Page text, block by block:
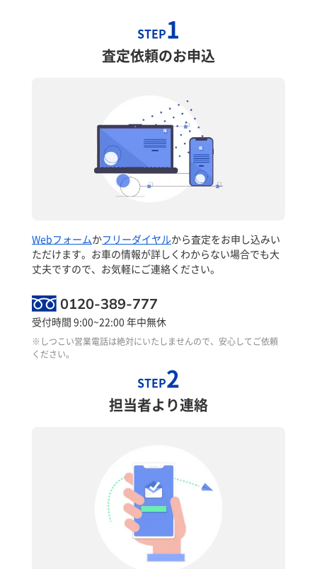
STEP1
査定依頼のお申込
Webフォームかフリーダイヤルから査定をお申し込みい
ただけます。お車の情報が詳しくわからない場合でも大
丈夫ですので、お気軽にご連絡ください。
0120-389-777
受付時間 9:00~22:00 年中無休
※しつこい営業電話は絶対にいたしませんので、安心してご依頼
ください。
STEP2
担当者より連絡